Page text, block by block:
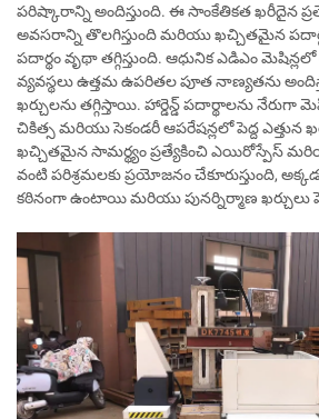
పరిష్కారాన్ని అందిస్తుంది. ఈ సాంకేతికత ఖరీదైన
అవసరాన్ని తొలగిస్తుంది మరియు ఖచ్చితమైన
పదార్థం వృథా తగ్గిస్తుంది. ఆధునిక ఎడిఎం
వ్యవస్థలు ఉత్తమ ఉపరితల పూత నాణ్యతను
ఖర్చులను తగ్గిస్తాయి. హార్డెన్డ్ పదార్థాలను నేరుగా
చికిత్స మరియు సెకండరీ ఆపరేషన్లలో పెద్ద ఎత్తున
ఖచ్చితమైన సామర్థ్యం ప్రత్యేకించి ఎయిరోస్పేస్
వంటి పరిశ్రమలకు ప్రయోజనం చేకూరుస్తుంది,
కఠినంగా ఉంటాయి మరియు పునర్నిర్మాణ ఖర్చులు